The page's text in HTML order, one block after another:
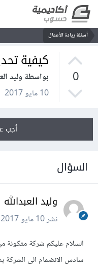
أسئلة ريادة الأعمال
0
كيفية
بواسطة وليد
10 مايو 2017
أجب
السؤال
وليد العبدالله
نشر10 مايو 2017
سادس الانضمام الى